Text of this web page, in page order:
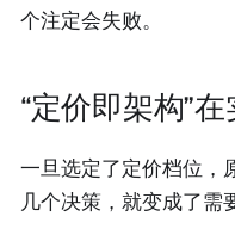
个注定会失败。
“定价即架构”
一旦选定了定价档位，
几个决策，就变成了需